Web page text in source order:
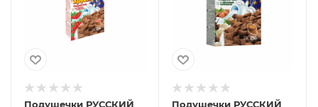
Подушечки РУССКИЙ
Подушечки РУССКИЙ